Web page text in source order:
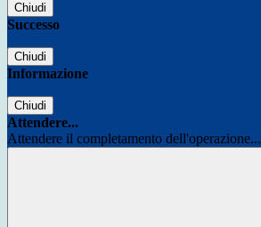
Chiudi
Successo
Chiudi
Informazione
Chiudi
Attendere...
Attendere il completamento dell'operazione...